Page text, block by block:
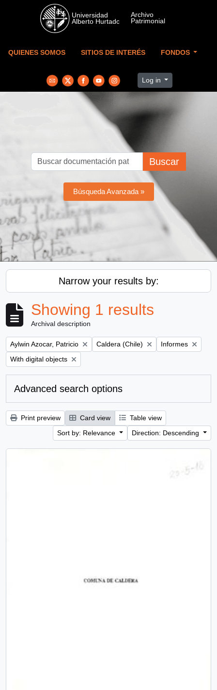
Skip to main content
QUIENES SOMOS SITIOS DE INTERÉS FONDOS
Log in
Buscar
Búsqueda Avanzada »
Narrow your results by:
Showing 1 results
Archival description
Remove filter:
Aylwin Azocar, Patricio Remove filter:
Caldera (Chile) Remove filter:
Informes
Remove filter:
With digital objects
Advanced search options
Print preview Card view
Table view
Sort by: Relevance
Direction: Descending